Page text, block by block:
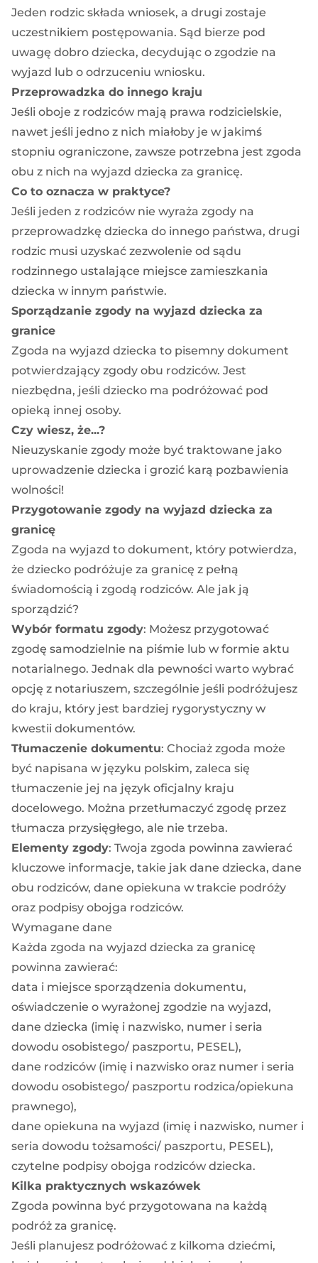
Jeden rodzic składa wniosek, a drugi zostaje
uczestnikiem postępowania. Sąd bierze pod
uwagę dobro dziecka, decydując o zgodzie na
wyjazd lub o odrzuceniu wniosku.
Przeprowadzka do innego kraju
Jeśli oboje z rodziców mają prawa rodzicielskie,
nawet jeśli jedno z nich miałoby je w jakimś
stopniu ograniczone, zawsze potrzebna jest zgoda
obu z nich na wyjazd dziecka za granicę.
Co to oznacza w praktyce?
Jeśli jeden z rodziców nie wyraża zgody na
przeprowadzkę dziecka do innego państwa, drugi
rodzic musi uzyskać zezwolenie od sądu
rodzinnego ustalające miejsce zamieszkania
dziecka w innym państwie.
Sporządzanie zgody na wyjazd dziecka za
granice
Zgoda na wyjazd dziecka to pisemny dokument
potwierdzający zgody obu rodziców. Jest
niezbędna, jeśli dziecko ma podróżować pod
opieką innej osoby.
Czy wiesz, że...?
Nieuzyskanie zgody może być traktowane jako
uprowadzenie dziecka i grozić karą pozbawienia
wolności!
Przygotowanie zgody na wyjazd dziecka za
granicę
Zgoda na wyjazd to dokument, który potwierdza,
że dziecko podróżuje za granicę z pełną
świadomością i zgodą rodziców. Ale jak ją
sporządzić?
Wybór formatu zgody: Możesz przygotować
zgodę samodzielnie na piśmie lub w formie aktu
notarialnego. Jednak dla pewności warto wybrać
opcję z notariuszem, szczególnie jeśli podróżujesz
do kraju, który jest bardziej rygorystyczny w
kwestii dokumentów.
Tłumaczenie dokumentu: Chociaż zgoda może
być napisana w języku polskim, zaleca się
tłumaczenie jej na język oficjalny kraju
docelowego. Można przetłumaczyć zgodę przez
tłumacza przysięgłego, ale nie trzeba.
Elementy zgody: Twoja zgoda powinna zawierać
kluczowe informacje, takie jak dane dziecka, dane
obu rodziców, dane opiekuna w trakcie podróży
oraz podpisy obojga rodziców.
Wymagane dane
Każda zgoda na wyjazd dziecka za granicę
powinna zawierać:
data i miejsce sporządzenia dokumentu,
oświadczenie o wyrażonej zgodzie na wyjazd,
dane dziecka (imię i nazwisko, numer i seria
dowodu osobistego/ paszportu, PESEL),
dane rodziców (imię i nazwisko oraz numer i seria
dowodu osobistego/ paszportu rodzica/opiekuna
prawnego),
dane opiekuna na wyjazd (imię i nazwisko, numer i
seria dowodu tożsamości/ paszportu, PESEL),
czytelne podpisy obojga rodziców dziecka.
Kilka praktycznych wskazówek
Zgoda powinna być przygotowana na każdą
podróż za granicę.
Jeśli planujesz podróżować z kilkoma dziećmi,